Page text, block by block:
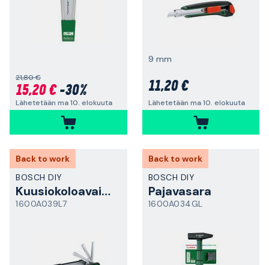
21,80 €
15,20 €-30%
Lähetetään ma 10. elokuuta
9 mm
11,20 €
Lähetetään ma 10. elokuuta
Back to work
BOSCH DIY
Kuusiokoloavainsarja
1600A039L7
Back to work
BOSCH DIY
Pajavasara
1600A034GL